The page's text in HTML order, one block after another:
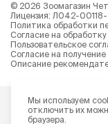
© 2026 Зоомагазин
Лицензия: Л042-
Политика обработки
Согласие на
Пользовательское
Согласие на
Описание
Мы используем
отключить их
браузера.